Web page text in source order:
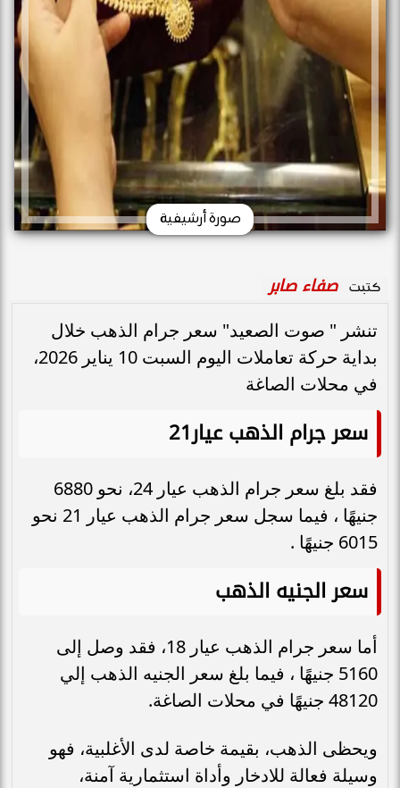
صورة أرشيفية
كتبت صفاء صابر
تنشر " صوت الصعيد" سعر جرام الذهب خلال
بداية حركة تعاملات اليوم السبت 10 يناير 2026،
في محلات الصاغة
سعر جرام الذهب عيار21
فقد بلغ سعر جرام الذهب عيار 24، نحو 6880
جنيهًا ، فيما سجل سعر جرام الذهب عيار 21 نحو
6015 جنيهًا .
سعر الجنيه الذهب
أما سعر جرام الذهب عيار 18، فقد وصل إلى
5160 جنيهًا ، فيما بلغ سعر الجنيه الذهب إلي
48120 جنيهًا في محلات الصاغة.
ويحظى الذهب، بقيمة خاصة لدى الأغلبية، فهو
وسيلة فعالة للادخار وأداة استثمارية آمنة،